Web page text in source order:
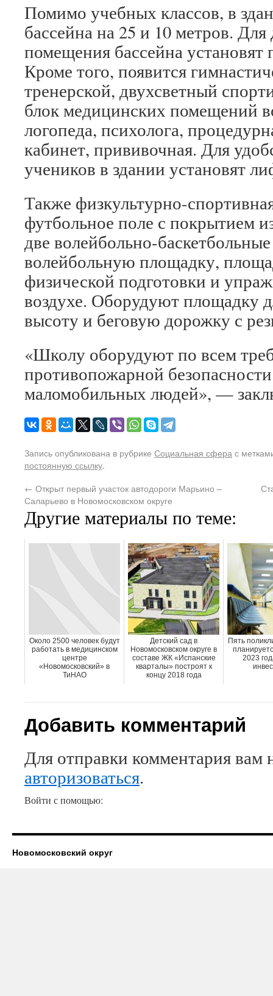
Помимо учебных классов, в
бассейна на 25 и 10 метров.
помещения бассейна
Кроме того, появится
тренерской, двухсветный
блок медицинских помещений
логопеда, психолога,
кабинет, прививочная. Для
учеников в здании установят
Также физкультурно-
футбольное поле с покрытием
две волейбольно-
волейбольную площадку,
физической подготовки и
воздухе. Оборудуют площадку
высоту и беговую дорожку с
«Школу оборудуют по всем
противопожарной
маломобильных людей», —
Запись опубликована в рубрике Социальная сфера с
постоянную ссылку.
← Открыт первый участок автодороги Марьино –
Саларьево в Новомосковском округе
Другие материалы по теме:
Около 2500 человек будут
работать в медицинском
центре
«Новомосковский» в
ТиНАО
Детский сад в
Новомосковском округе в
составе ЖК «Испанские
кварталы» построят к
концу 2018 года
Пять
2023
Добавить комментарий
Для отправки комментария вам
авторизоваться.
Войти с помощью:
Новомосковский округ